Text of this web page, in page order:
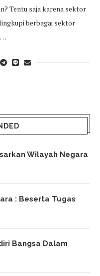
Tentu saja karena sektor
berbagai sektor
Wilayah Negara
: Beserta Tugas
Bangsa Dalam